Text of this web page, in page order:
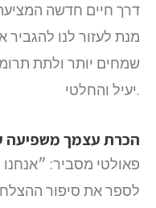
דרך חיים חדשה
מנת לעזור לנו
שמחים יותר ולתת
יעיל והחלטי.
הכרת עצמך משפיעה
פאולטי מסביר:
לספר את סיפור